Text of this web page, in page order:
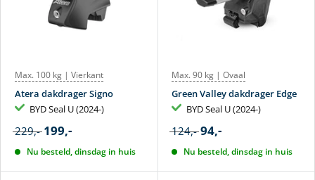
Max. 100 kg | Vierkant
Atera dakdrager Signo
BYD Seal U (2024-)
229,- 199,-
Nu besteld, dinsdag in huis
Max. 90 kg | Ovaal
Green Valley dakdrager Edge
BYD Seal U (2024-)
124,- 94,-
Nu besteld, dinsdag in huis